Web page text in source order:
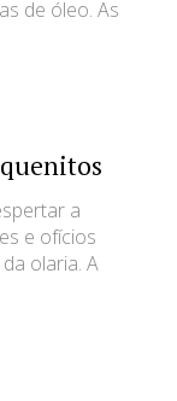
de óleo. As
a
e ofícios
olaria. A